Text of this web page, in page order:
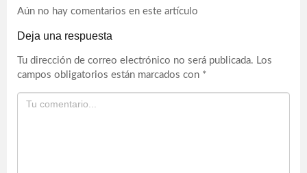
Aún no hay comentarios en este artículo
Deja una respuesta
Tu dirección de correo electrónico no será publicada. Los
campos obligatorios están marcados con *